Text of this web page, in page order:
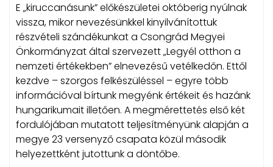
E „kiruccanásunk” előkészületei októberig nyúlnak
vissza, mikor nevezésünkkel kinyilvánítottuk
részvételi szándékunkat a Csongrád Megyei
Önkormányzat által szervezett „Legyél otthon a
nemzeti értékekben” elnevezésű vetélkedőn. Ettől
kezdve – szorgos felkészüléssel – egyre több
információval bírtunk megyénk értékeit és hazánk
hungarikumait illetően. A megmérettetés első két
fordulójában mutatott teljesítményünk alapján a
megye 23 versenyző csapata közül második
helyezettként jutottunk a döntőbe.